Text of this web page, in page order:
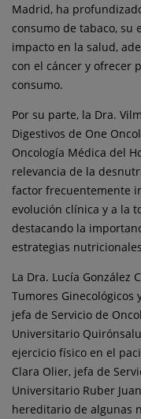
Madrid, ha
consumo de tabaco, su
impacto en la salud,
con el cáncer y ofrecer
consumo.
Por su parte, la Dra.
Digestivos de One
Oncología Médica del
relevancia de la
factor frecuentemente
evolución clínica y a la
destacando la
estrategias
La Dra. Lucía González
Tumores Ginecológicos
jefa de Servicio de
Universitario
ejercicio físico en el
Clara Olier, jefa de
Universitario Ruber
hereditario de algunas